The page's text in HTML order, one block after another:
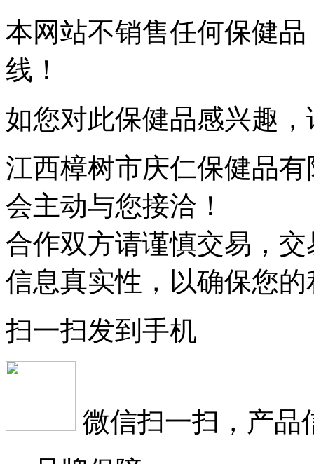
本网站不销售任何保健
线！
如您对此保健品感兴趣
江西樟树市庆仁保健品有
会主动与您接洽！
合作双方请谨慎交易，
信息真实性，以确保您
扫一扫发到手机
微信扫一扫，产品